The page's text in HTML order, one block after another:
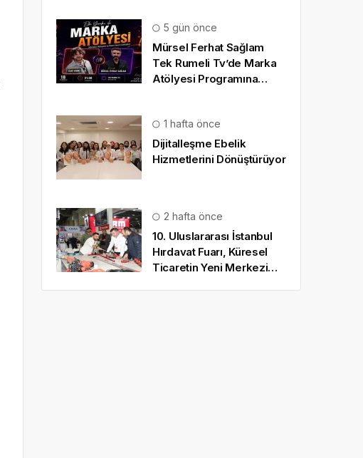
5 gün önce
Mürsel Ferhat Sağlam
Tek Rumeli Tv’de Marka
Atölyesi Programına
1 hafta önce
Dijitalleşme Ebelik
Hizmetlerini Dönüştürüyor
2 hafta önce
10. Uluslararası İstanbul
Hırdavat Fuarı, Küresel
Ticaretin Yeni Merkezi